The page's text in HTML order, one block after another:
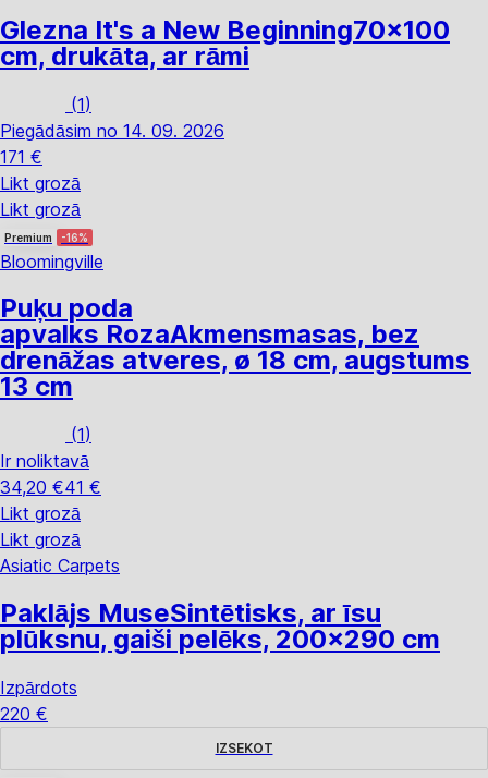
Glezna It's a New Beginning70x100
cm, drukāta, ar rāmi
(1)
Piegādāsim no 14. 09. 2026
171 €
Likt grozā
Likt grozā
Premium -16%
Bloomingville
Puķu poda
apvalks RozaAkmensmasas, bez
drenāžas atveres, ø 18 cm, augstums
13 cm
(1)
Ir noliktavā
34,20 €41 €
Likt grozā
Likt grozā
Asiatic Carpets
Paklājs MuseSintētisks, ar īsu
plūksnu, gaiši pelēks, 200x290 cm
Izpārdots
220 €
IZSEKOT